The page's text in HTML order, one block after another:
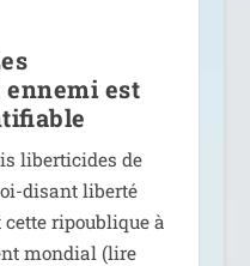
ennemi est
liber­ti­cides de
disant liber­té
cette ripou­blique à
mon­dial (lire